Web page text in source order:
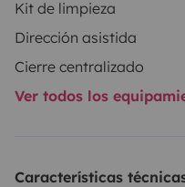
Kit de limpieza
Dirección asistida
Cierre centralizado
Ver todos los
Características